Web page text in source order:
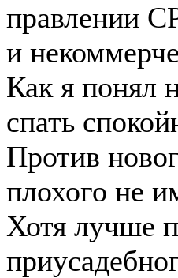
правлении
и
Как я понял
спать
Против
плохого не
Хотя лучше